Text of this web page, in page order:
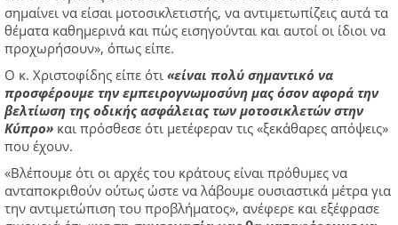
σημαίνει να είσαι μοτοσικλετιστής, να αντιμετωπίζεις αυτά τα
θέματα καθημερινά και πώς εισηγούνται και αυτοί οι ίδιοι να
προχωρήσουν», όπως είπε.
Ο κ. Χριστοφίδης είπε ότι «είναι πολύ σημαντικό να
προσφέρουμε την εμπειρογνωμοσύνη μας όσον αφορά την
βελτίωση της οδικής ασφάλειας των μοτοσικλετών στην
Κύπρο» και πρόσθεσε ότι μετέφεραν τις «ξεκάθαρες απόψεις»
που έχουν.
«Βλέπουμε ότι οι αρχές του κράτους είναι πρόθυμες να
ανταποκριθούν ούτως ώστε να λάβουμε ουσιαστικά μέτρα για
την αντιμετώπιση του προβλήματος», ανέφερε και εξέφρασε